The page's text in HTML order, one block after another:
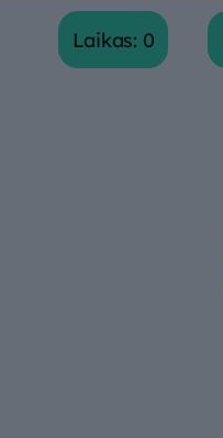
Laikas: 0